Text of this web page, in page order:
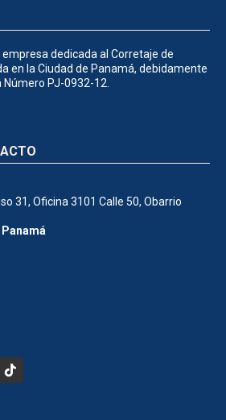
empresa dedicada al Corretaje de
en la Ciudad de Panamá, debidamente
PJ-0932-12.
31, Oficina 3101 Calle 50, Obarrio
TikTok